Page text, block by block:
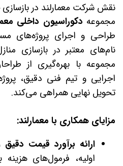
نقش شرکت معمارلند در بازسازی
مجموعه دکوراسیون داخلی
طراحی و اجرای پروژه‌های
نام‌های معتبر در بازسازی
مجموعه با بهره‌گیری از
اجرایی و تیم فنی دقیق،
تحویل نهایی همراهی می‌کند.
مزایای همکاری با معمارلند:
ارائه برآورد قیمت
اولیه، فرمول‌های